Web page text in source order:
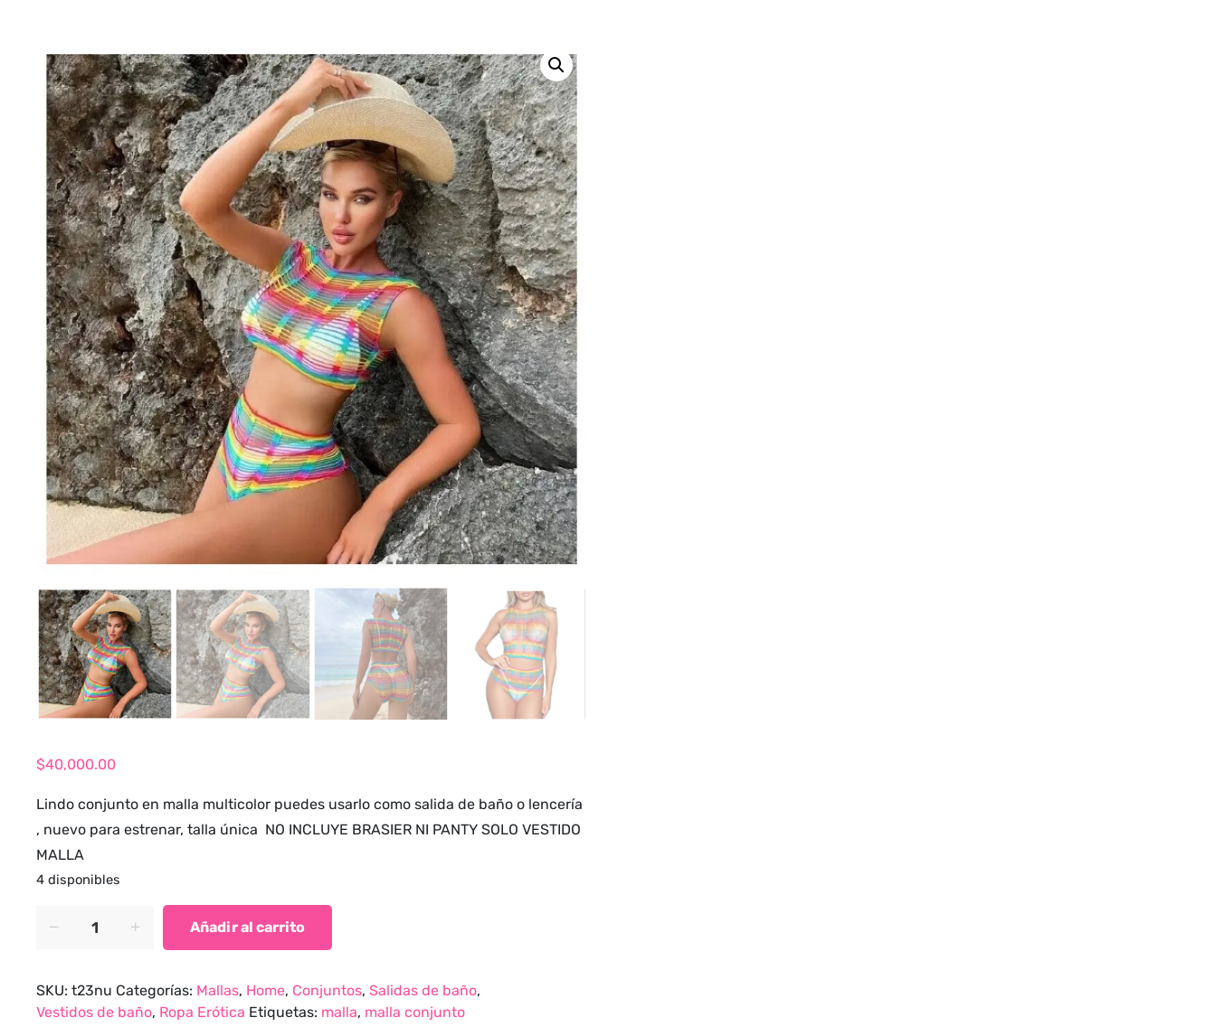
$40,000.00
Lindo conjunto en malla multicolor puedes usarlo como salida de baño o lencería
, nuevo para estrenar, talla única NO INCLUYE BRASIER NI PANTY SOLO VESTIDO
MALLA
4 disponibles
conjunto
quantity
Añadir al carrito
SKU: t23nu Categorías: Mallas, Home, Conjuntos, Salidas de baño,
Vestidos de baño, Ropa Erótica Etiquetas: malla, malla conjunto